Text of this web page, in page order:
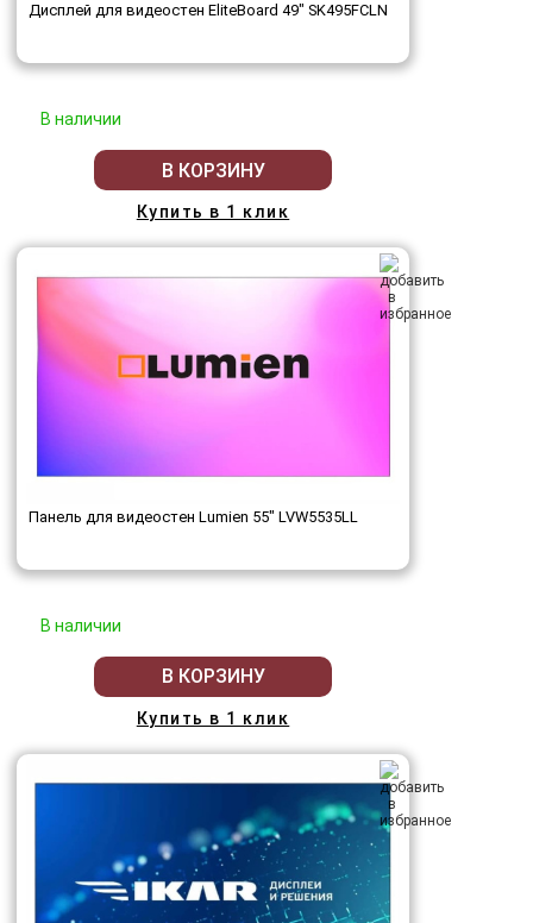
Дисплей для видеостен EliteBoard 49" SK495FCLN
В наличии
В КОРЗИНУ
Купить в 1 клик
Панель для видеостен Lumien 55" LVW5535LL
В наличии
В КОРЗИНУ
Купить в 1 клик